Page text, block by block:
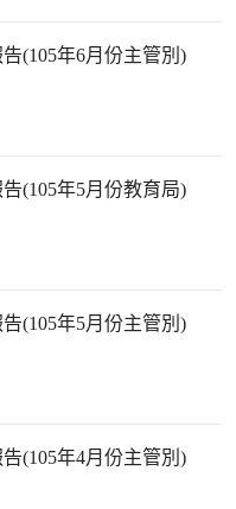
(105年6月份主管別)
(105年5月份教育局)
(105年5月份主管別)
(105年4月份主管別)